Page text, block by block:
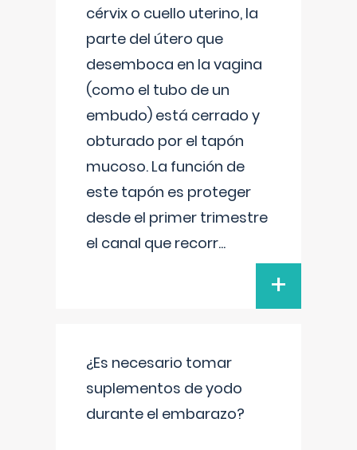
cérvix o cuello uterino, la
parte del útero que
desemboca en la vagina
(como el tubo de un
embudo) está cerrado y
obturado por el tapón
mucoso. La función de
este tapón es proteger
desde el primer trimestre
el canal que recorr...
+
¿Es necesario tomar
suplementos de yodo
durante el embarazo?